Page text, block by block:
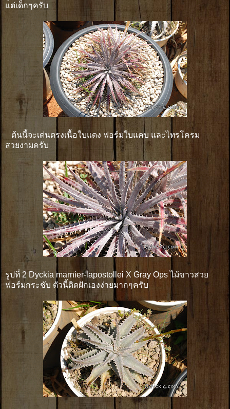
แต่เด็กๆครับ
ต้นนี้จะเด่นตรงเนื้อใบแดง ฟอร์มใบแคบ และไทรโครม
สวยงามครับ
รูปที่ 2 Dyckia marnier-lapostollei X Gray Ops ไม้ขาวสวย
ฟอร์มกระชับ ตัวนี้ติดฝักเองง่ายมากๆครับ